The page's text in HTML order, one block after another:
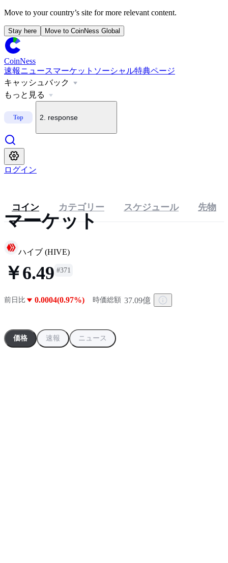
Move to your country’s site for more relevant content.
Stay here Move to CoinNess Global
CoinNess
速報ニュースマーケット ソーシャル特典ページ
キャッシュバック
もっと見る
Top
1.米上院、クラリティ法の採決を9月に延期
2 response
韓国・ビッサム、BSBを上場
ログイン
マーケット
コイン カテゴリー スケジュール 先物
ハイブ (HIVE)
￥6.49 #371
前日比 0.0004(0.97%) 時価総額 37.09億
価格 速報 ニュース